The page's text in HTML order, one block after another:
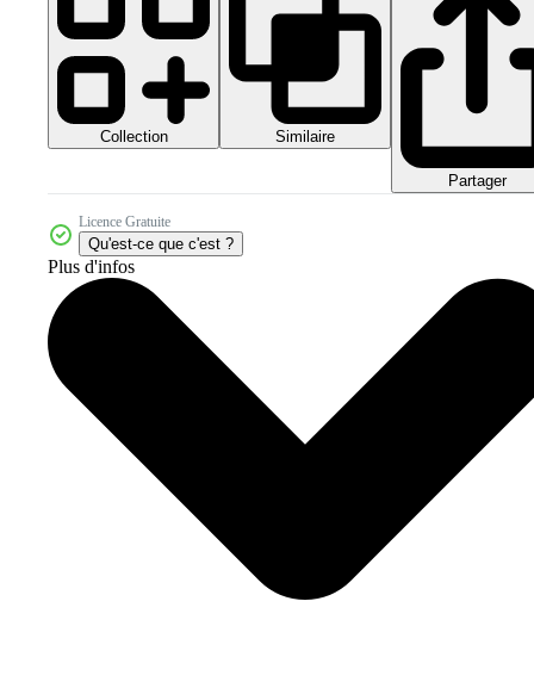
Collection Similaire
Partager
Licence Gratuite
Qu'est-ce que c'est ?
Plus d'infos